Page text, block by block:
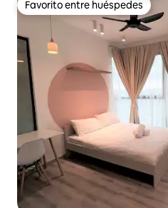
Favorito entre huéspedes
Favorito entre huéspedes